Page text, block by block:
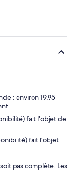
: environ 19.95
fait l'objet de
fait l'objet
pas complète. Les